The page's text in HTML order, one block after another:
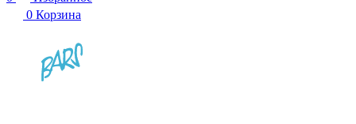
0 Корзина